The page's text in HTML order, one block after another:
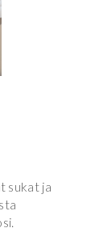
sukat ja